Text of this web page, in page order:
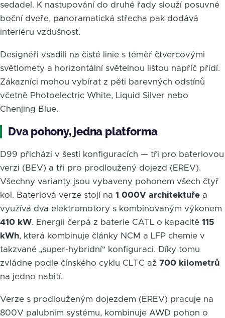
sedadel. K nastupování do druhé řady slouží posuvné
boční dveře, panoramatická střecha pak dodává
interiéru vzdušnost.
Designéři vsadili na čisté linie s téměř čtvercovými
světlomety a horizontální světelnou lištou napříč přídí.
Zákazníci mohou vybírat z pěti barevných odstínů
včetně Photoelectric White, Liquid Silver nebo
Chenjing Blue.
Dva pohony, jedna platforma
D99 přichází v šesti konfiguracích — tři pro bateriovou
verzi (BEV) a tři pro prodloužený dojezd (EREV).
Všechny varianty jsou vybaveny pohonem všech čtyř
kol. Bateriová verze stojí na 1 000V architektuře a
využívá dva elektromotory s kombinovaným výkonem
410 kW. Energii čerpá z baterie CATL o kapacitě 115
kWh, která kombinuje články NCM a LFP chemie v
takzvané „super-hybridní" konfiguraci. Díky tomu
zvládne podle čínského cyklu CLTC až 700 kilometrů
na jedno nabití.
Verze s prodlouženým dojezdem (EREV) pracuje na
800V palubním systému, kombinuje AWD pohon o